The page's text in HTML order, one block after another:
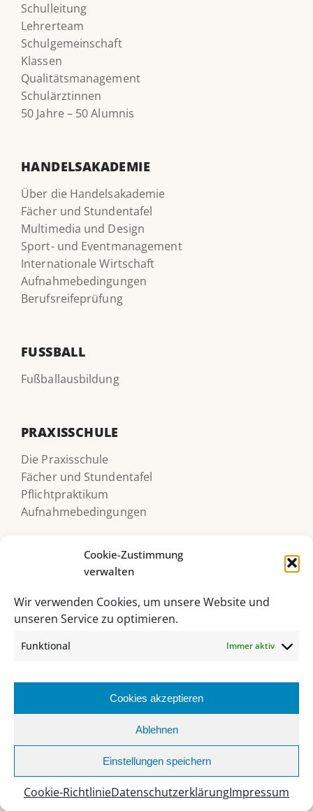
Cookie-Zustimmung
verwalten
Wir verwenden Cookies, um unsere Website und
unseren Service zu optimieren.
Funktional Immer aktiv
Cookies akzeptieren
Ablehnen
Einstellungen speichern
Cookie-RichtlinieDatenschutzerklärungImpressum
Schulleitung
Lehrerteam
Schulgemeinschaft
Klassen
Qualitätsmanagement
Schulärztinnen
50 Jahre – 50 Alumnis
HANDELSAKADEMIE
Über die Handelsakademie
Fächer und Stundentafel
Multimedia und Design
Sport- und Eventmanagement
Internationale Wirtschaft
Aufnahmebedingungen
Berufsreifeprüfung
FUSSBALL
Fußballausbildung
PRAXISSCHULE
Die Praxisschule
Fächer und Stundentafel
Pflichtpraktikum
Aufnahmebedingungen
KONTAKTDATEN
Impressum
Datenschutzerklärung
Cookie-Richtlinie (EU)
Schnuppern
Infoblätter und Vordrucke
Terminkalender
Alle Beiträge/News